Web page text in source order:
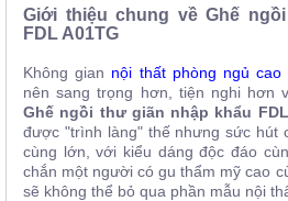
Nội
Thất
Hàng
Thất
Hàng
Giới thiệu chung về Ghế
FDL A01TG
Không gian nội thất phòng ngủ cao
nên sang trọng hơn, tiện nghi hơn
Ghế ngồi thư giãn nhập khẩu FDL
được "trình làng" thế nhưng sức hút
cùng lớn, với kiểu dáng độc đáo
chắn một người có gu thẩm mỹ cao
sẽ không thể bỏ qua phần mẫu nội